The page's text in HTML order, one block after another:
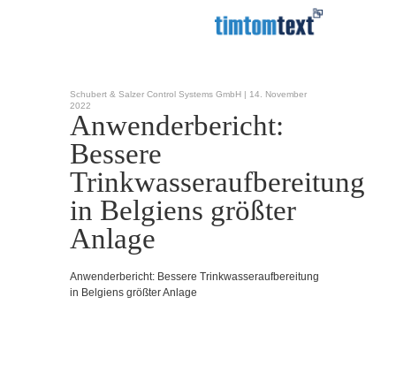
Schubert & Salzer Control Systems GmbH | 14. November
2022
Anwenderbericht:
Bessere
Trinkwasseraufbereitung
in Belgiens größter
Anlage
Anwenderbericht: Bessere Trinkwasseraufbereitung
in Belgiens größter Anlage